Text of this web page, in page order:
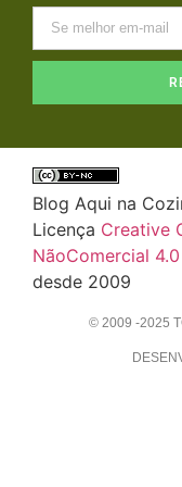
Blog Aqui na
Licença Creative
NãoComercial
desde 2009
© 2009 -2025